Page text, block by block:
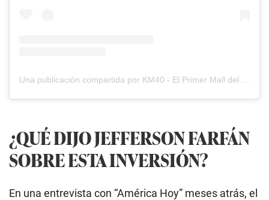
Una publicación compartida por KM40 - El Primer Mall del Sur Chico (@km40mall)
¿QUÉ DIJO JEFFERSON FARFÁN
SOBRE ESTA INVERSIÓN?
En una entrevista con “América Hoy” meses atrás, el